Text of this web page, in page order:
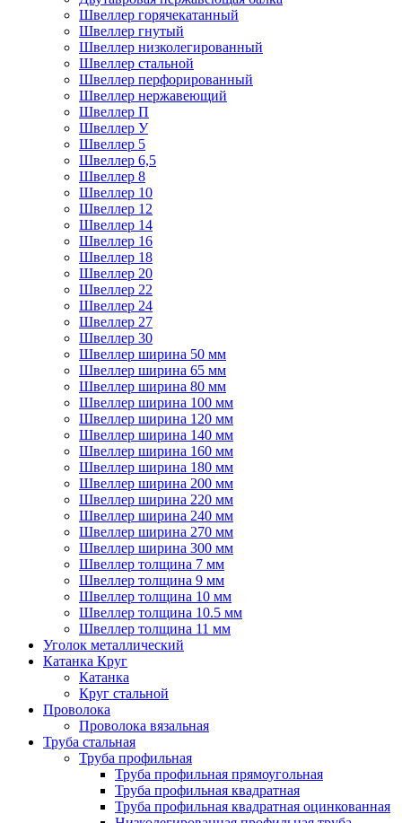
Швеллер горячекатанный
Швеллер гнутый
Швеллер низколегированный
Швеллер стальной
Швеллер перфорированный
Швеллер нержавеющий
Швеллер П
Швеллер У
Швеллер 5
Швеллер 6,5
Швеллер 8
Швеллер 10
Швеллер 12
Швеллер 14
Швеллер 16
Швеллер 18
Швеллер 20
Швеллер 22
Швеллер 24
Швеллер 27
Швеллер 30
Швеллер ширина 50 мм
Швеллер ширина 65 мм
Швеллер ширина 80 мм
Швеллер ширина 100 мм
Швеллер ширина 120 мм
Швеллер ширина 140 мм
Швеллер ширина 160 мм
Швеллер ширина 180 мм
Швеллер ширина 200 мм
Швеллер ширина 220 мм
Швеллер ширина 240 мм
Швеллер ширина 270 мм
Швеллер ширина 300 мм
Швеллер толщина 7 мм
Швеллер толщина 9 мм
Швеллер толщина 10 мм
Швеллер толщина 10.5 мм
Швеллер толщина 11 мм
Уголок металлический
Катанка Круг
Катанка
Круг стальной
Проволока
Проволока вязальная
Труба стальная
Труба профильная
Труба профильная прямоугольная
Труба профильная квадратная
Труба профильная квадратная оцинкованная